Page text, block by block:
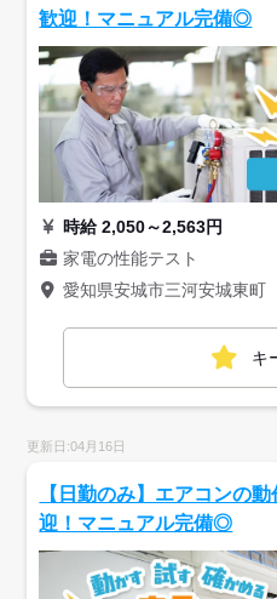
歓迎！マニュアル完備◎
時給 2,050～2,563円
家電の性能テスト
愛知県安城市三河安城東町
キ
更新日:04月16日
【日勤のみ】エアコンの
迎！マニュアル完備◎